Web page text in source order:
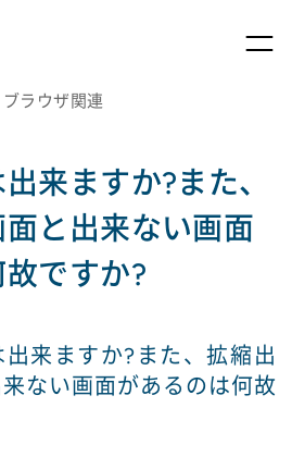
ラウザ関連
来ますか?また、
と出来ない画面
ですか?
来ますか?また、拡縮出
ない画面があるのは何故